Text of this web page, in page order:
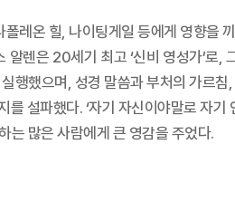
온 힐, 나이팅게일 등에게 영향을
렌은 20세기 최고 ‘신비 영성가’로
했으며, 성경 말씀과 부처의 가르침
설파했다. ‘자기 자신이야말로 자
는 많은 사람에게 큰 영감을 주었다.